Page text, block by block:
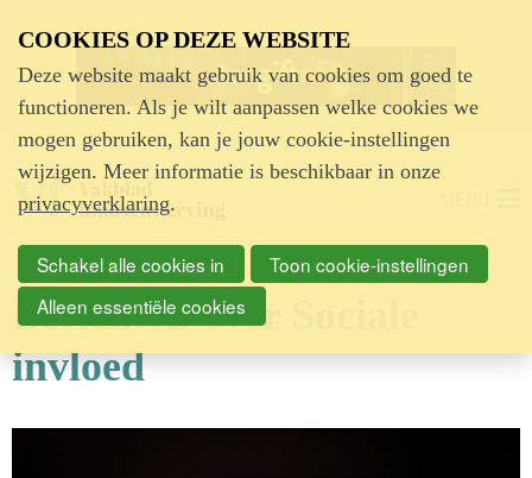
Advertentie
Berichten over Sociale
invloed
COOKIES OP DEZE WEBSITE
Deze website maakt gebruik van cookies om goed te
functioneren. Als je wilt aanpassen welke cookies we
mogen gebruiken, kan je jouw cookie-instellingen
wijzigen. Meer informatie is beschikbaar in onze
privacyverklaring.
Schakel alle cookies in
Toon cookie-instellingen
Alleen essentiële cookies